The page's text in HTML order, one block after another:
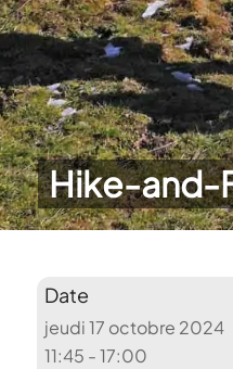
Hike-and-
Date
jeudi 17 octobre 2024
11:45 - 17:00